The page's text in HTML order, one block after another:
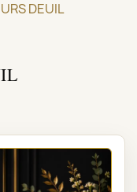
DEUIL